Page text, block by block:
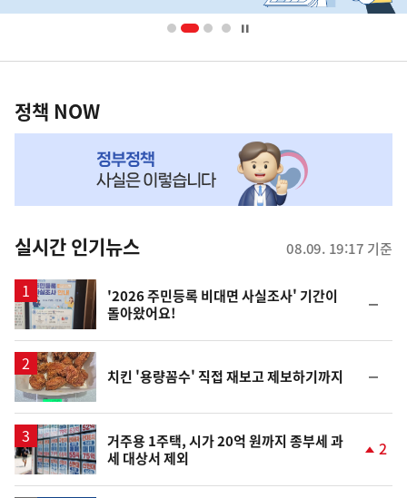
영
책
NOW,
뉴
스
정책 NOW
실시간 인기뉴스 08.09. 19:17 기준
'2026 주민등록 비대면 사실조사' 기간이
돌아왔어요!
일
치킨 '용량꼼수' 직접 재보고 제보하기까지
일
거주용 1주택, 시가 20억 원까지 종부세 과
세 대상서 제외
2